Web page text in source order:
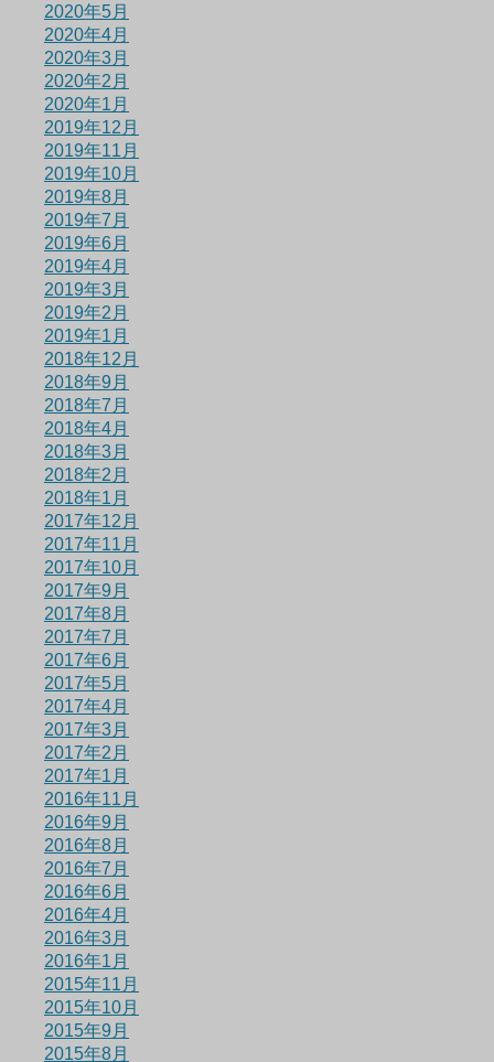
2020年5月
2020年4月
2020年3月
2020年2月
2020年1月
2019年12月
2019年11月
2019年10月
2019年8月
2019年7月
2019年6月
2019年4月
2019年3月
2019年2月
2019年1月
2018年12月
2018年9月
2018年7月
2018年4月
2018年3月
2018年2月
2018年1月
2017年12月
2017年11月
2017年10月
2017年9月
2017年8月
2017年7月
2017年6月
2017年5月
2017年4月
2017年3月
2017年2月
2017年1月
2016年11月
2016年9月
2016年8月
2016年7月
2016年6月
2016年4月
2016年3月
2016年1月
2015年11月
2015年10月
2015年9月
2015年8月